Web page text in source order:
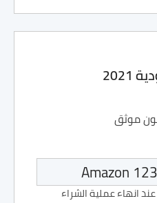
موثق
انهاء عملية الشراء